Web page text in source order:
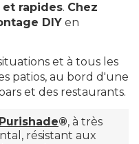
rapides. Chez
DIY en
et à tous les
patios, au bord d'une
et des restaurants.
Purishade®, à très
résistant aux